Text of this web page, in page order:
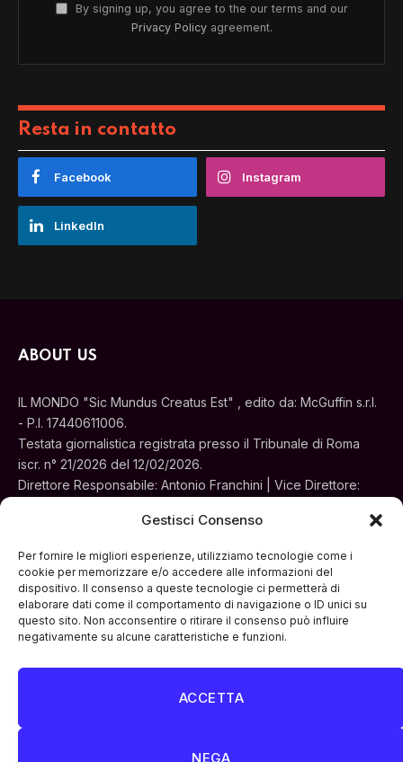
Gestisci Consenso
Per fornire le migliori esperienze, utilizziamo tecnologie come i
cookie per memorizzare e/o accedere alle informazioni del
dispositivo. Il consenso a queste tecnologie ci permetterà di
elaborare dati come il comportamento di navigazione o ID unici su
questo sito. Non acconsentire o ritirare il consenso può influire
negativamente su alcune caratteristiche e funzioni.
ACCETTA
NEGA
By signing up, you agree to the our terms and our
Privacy Policyagreement.
Resta in contatto
Facebook Instagram
LinkedIn
ABOUT US
IL MONDO "Sic Mundus Creatus Est" , edito da: McGuffin s.r.l.
- P.I. 17440611006.
Testata giornalistica registrata presso il Tribunale di Roma
iscr. n° 21/2026 del 12/02/2026.
Direttore Responsabile: Antonio Franchini | Vice Direttore:
Sede legale: Via Silvestri, 195 - Roma.
Cinemedia Srl
FacebookInstagram